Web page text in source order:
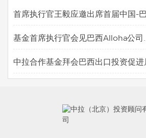
会同进出口银行宁波分行党委书记吉
点等方面进行交流；与浙江海港集团
合作事宜以及未来合作机会、投贷联
首席执行官王毅应邀出席首届中国-巴
基金首席执行官会见巴西Alloha公司
中拉合作基金拜会巴西出口投资促进